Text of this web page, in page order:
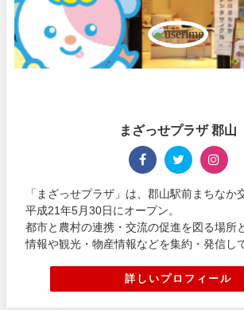
まざっせプラザ 郡山
「まざっせプラザ」は、郡山駅前まちなか
平成21年5月30日にオープン。
都市と農村の連携・交流の促進を図る場所
情報や観光・物産情報などを集約・発信し
詳しいプロフィール